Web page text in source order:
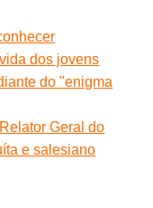
dos jovens
do "enigma
Geral do
e salesiano